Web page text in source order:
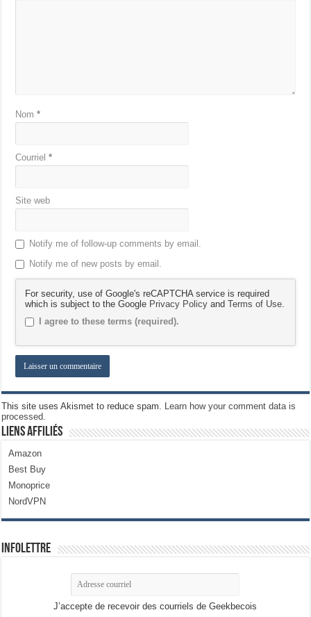
Nom*
Courriel*
Site web
Notify me of follow-up comments by email.
Notify me of new posts by email.
For security, use of Google's reCAPTCHA service is required
which is subject to the Google Privacy Policy andTerms of Use
I agree to these terms (required).
This site uses Akismet to reduce spam.
Learn how your comment data is
processed.
Liens Affiliés
Amazon
Best Buy
Monoprice
NordVPN
Infolettre
J’accepte de recevoir des courriels de Geekbecois